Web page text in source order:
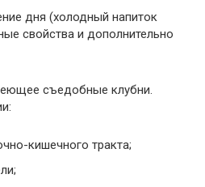
дня (холодный напиток
свойства и дополнительно
съедобные клубни.
кишечного тракта;